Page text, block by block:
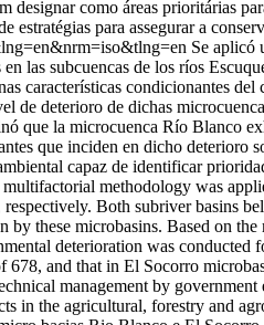
como áreas prioritárias
estratégias para assegurar a
Se aplicó
subcuencas de los ríos
características condicionantes
deterioro de dichas
que la microcuenca Río
que inciden en dicho
capaz de identificar
methodology was
Both subriver basins
these microbasins. Based on
deterioration was
and that in El Socorro
management by
in the agricultural, forestry and